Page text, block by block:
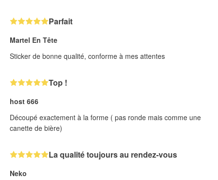
Parfait
Martel En Tête
Sticker de bonne qualité, conforme à mes attentes
Top !
host 666
Découpé exactement à la forme ( pas ronde mais comme une
canette de bière)
La qualité toujours au rendez-vous
Neko